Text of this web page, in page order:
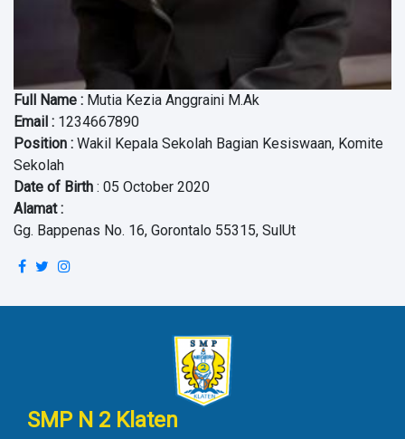
Full Name : Mutia Kezia Anggraini M.Ak
Email : 1234667890
Position : Wakil Kepala Sekolah Bagian Kesiswaan, Komite
Sekolah
Date of Birth : 05 October 2020
Alamat :
Gg. Bappenas No. 16, Gorontalo 55315, SulUt
SMP N 2 Klaten